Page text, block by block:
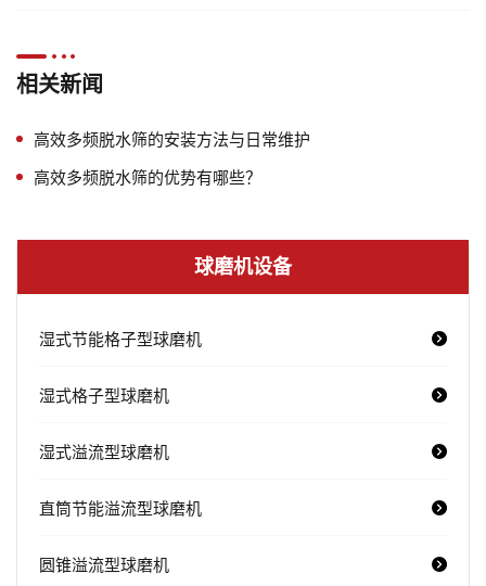
相关新闻
高效多频脱水筛的安装方法与日常维护
高效多频脱水筛的优势有哪些？
球磨机设备
湿式节能格子型球磨机
湿式格子型球磨机
湿式溢流型球磨机
直筒节能溢流型球磨机
圆锥溢流型球磨机